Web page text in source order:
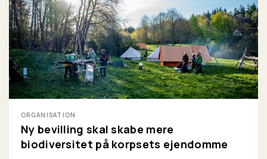
ORGANISATION
Ny bevilling skal skabe mere
biodiversitet på korpsets ejendomme